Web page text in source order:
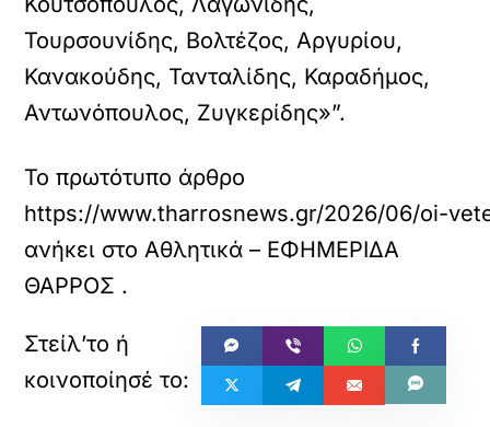
Τουρσουνίδης, Βολτέζος, Αργυρίου,
Κανακούδης, Τανταλίδης, Καραδήμος,
Αντωνόπουλος, Ζυγκερίδης»”.
Το πρωτότυπο άρθρο
https://www.tharrosnews.gr/2026/06/oi-
ανήκει στοΑθλητικά – ΕΦΗΜΕΡΙΔΑ
ΘΑΡΡΟΣ .